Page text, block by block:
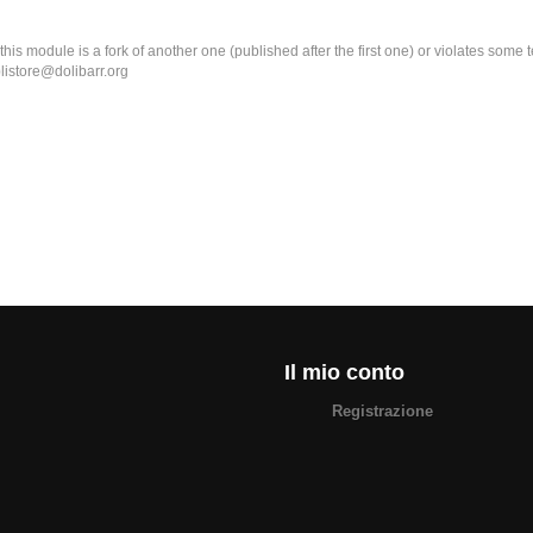
module is a fork of another one (published after the first one) or violates
Il mio conto
Registrazione